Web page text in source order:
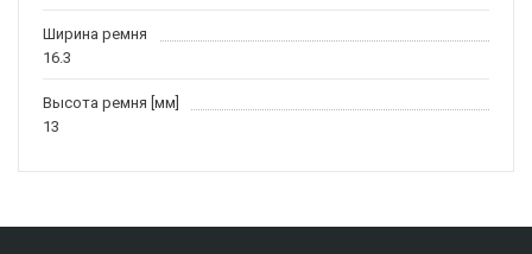
Ширина ремня
16.3
Высота ремня [мм]
13